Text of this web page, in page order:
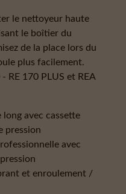
le nettoyeur haute
le boîtier du
de la place lors du
plus facilement.
RE 170 PLUS et REA
long avec cassette
pression
avec
et enroulement /